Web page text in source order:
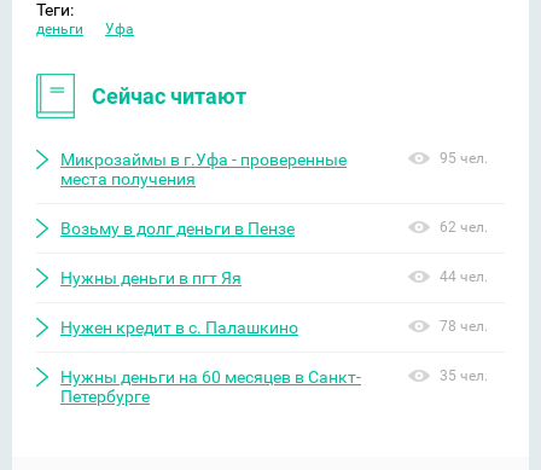
Теги:
деньги Уфа
Сейчас читают
Микрозаймы в г.Уфа - проверенные
места получения
95 чел.
Возьму в долг деньги в Пензе 62 чел.
Нужны деньги в пгт Яя 44 чел.
Нужен кредит в с. Палашкино 78 чел.
Нужны деньги на 60 месяцев в Санкт-
Петербурге
35 чел.